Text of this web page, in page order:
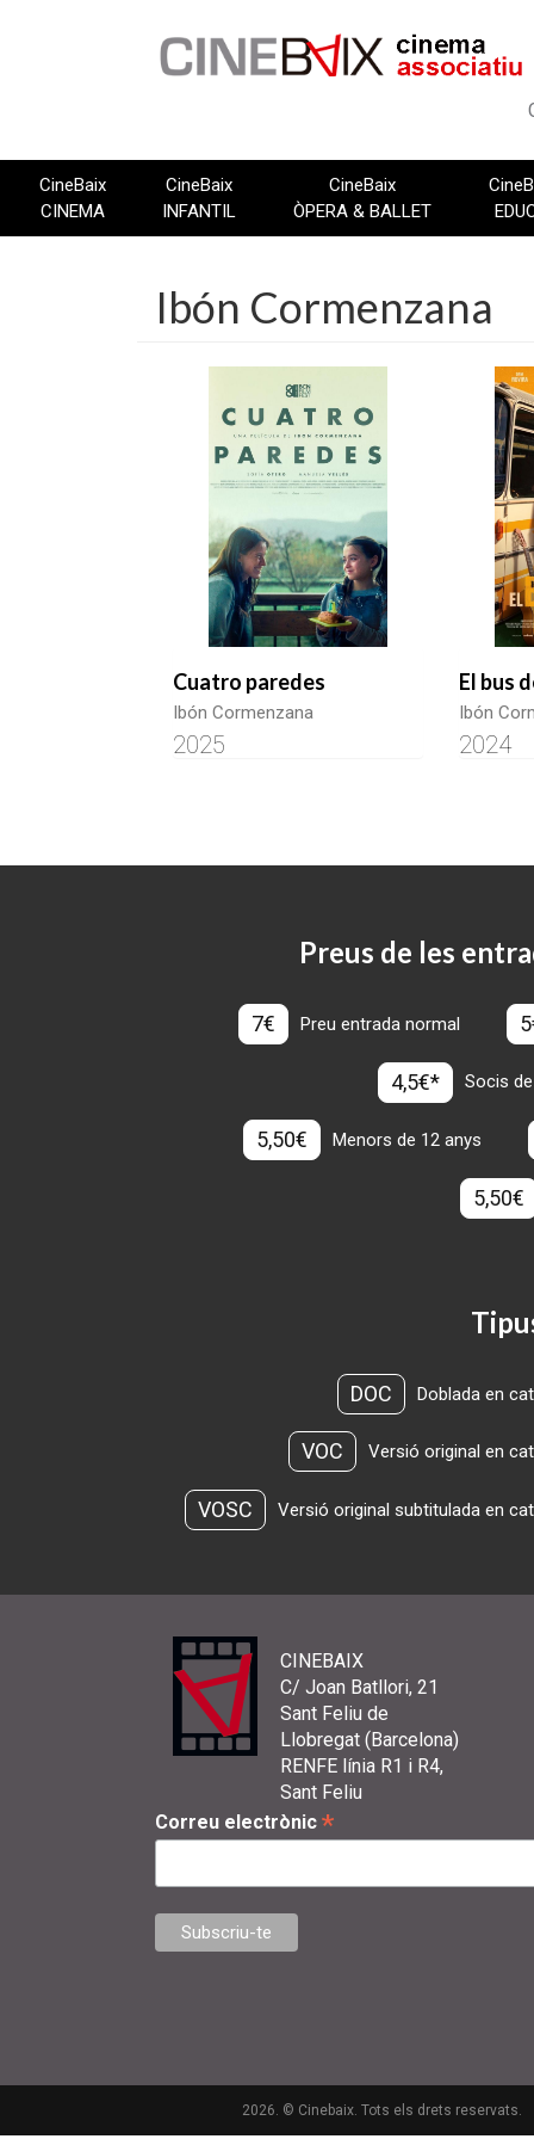
CineBaix
CINEMA
CineBaix
INFANTIL
CineBaix
ÒPERA & BALLET
Ibón Cormenzana
Cuatro paredes
Ibón Cormenzana
2025
El bus
Ibón
2024
Preus de les
7€ Preu entrada normal
4,5€* Socis
5,50€ Menors de 12 anys
5,50€
DOC Doblada en
VOC Versió original en
VOSC Versió original subtitulada en
CINEBAIX
C/ Joan Batllori, 21
Sant Feliu de
Llobregat (Barcelona)
RENFE línia R1 i R4,
Sant Feliu
Correu electrònic *
2026. © Cinebaix. Tots els drets reservats.